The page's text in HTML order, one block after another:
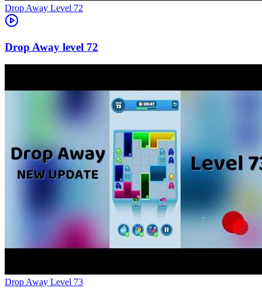
Level 72
72
Level 73